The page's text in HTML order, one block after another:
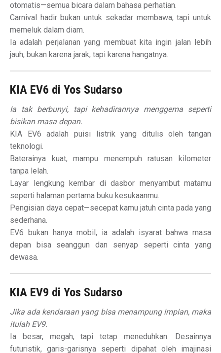
otomatis—semua bicara dalam bahasa perhatian.
Carnival hadir bukan untuk sekadar membawa, tapi untuk
memeluk dalam diam.
Ia adalah perjalanan yang membuat kita ingin jalan lebih
jauh, bukan karena jarak, tapi karena hangatnya.
KIA EV6 di Yos Sudarso
Ia tak berbunyi, tapi kehadirannya menggema seperti
bisikan masa depan.
KIA EV6 adalah puisi listrik yang ditulis oleh tangan
teknologi.
Baterainya kuat, mampu menempuh ratusan kilometer
tanpa lelah.
Layar lengkung kembar di dasbor menyambut matamu
seperti halaman pertama buku kesukaanmu.
Pengisian daya cepat—secepat kamu jatuh cinta pada yang
sederhana.
EV6 bukan hanya mobil, ia adalah isyarat bahwa masa
depan bisa seanggun dan senyap seperti cinta yang
dewasa.
KIA EV9 di Yos Sudarso
Jika ada kendaraan yang bisa menampung impian, maka
itulah EV9.
Ia besar, megah, tapi tetap meneduhkan. Desainnya
futuristik, garis-garisnya seperti dipahat oleh imajinasi